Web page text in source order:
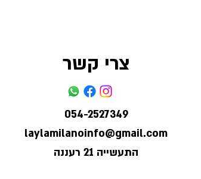
צרי קשר
054-2527349
laylamilanoinfo@gmail.com
התעשייה 21 רעננה